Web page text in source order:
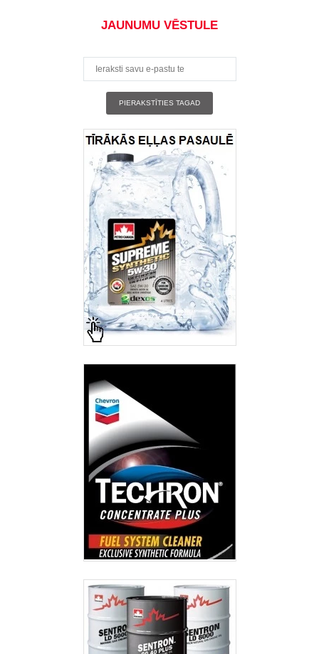
JAUNUMU VĒSTULE